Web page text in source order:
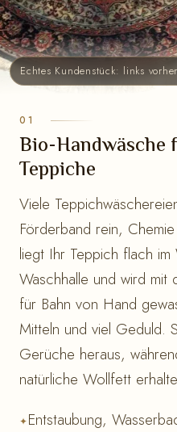
Echtes Kundenstück: links
Bio-Handwäsche
Teppiche
Viele
Förderband rein,
liegt Ihr Teppich flach
Waschhalle und wird mit
für Bahn von Hand
Mitteln und viel Geduld.
Gerüche heraus,
natürliche Wollfett
Entstaubung,